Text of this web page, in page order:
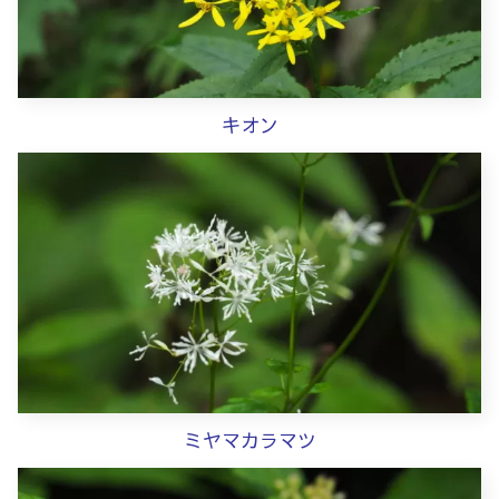
キオン
ミヤマカラマツ